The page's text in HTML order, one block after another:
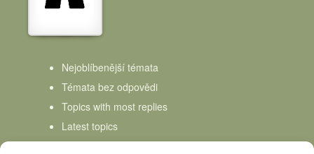
Nejoblíbenější témata
Témata bez odpovědi
Topics with most replies
Latest topics
Topics Freshness